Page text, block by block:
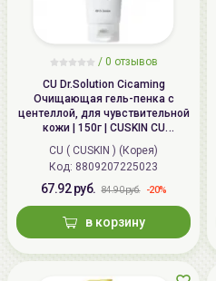
/ 0 отзывов
CU Dr.Solution Cicaming
Очищающая гель-пенка с
центеллой, для чувствительной
кожи | 150г | CUSKIN CU
Dr.Solution Cicaming Cleansing
Gel Foam
CU ( CUSKIN ) (Корея)
Код: 8809207225023
67.92 руб. 84.90 руб. -20%
в корзину